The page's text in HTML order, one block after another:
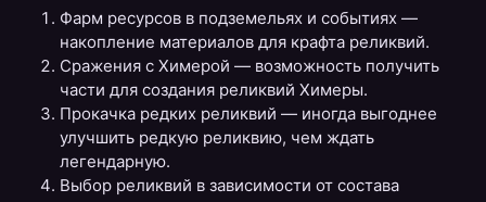
Фарм ресурсов в подземельях и событиях —
накопление материалов для крафта реликвий.
Сражения с Химерой — возможность получить
части для создания реликвий Химеры.
Прокачка редких реликвий — иногда выгоднее
улучшить редкую реликвию, чем ждать
легендарную.
Выбор реликвий в зависимости от состава